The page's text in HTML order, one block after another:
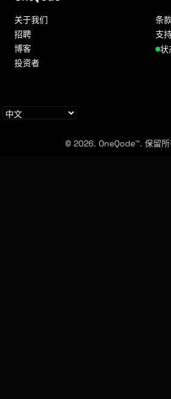
关于我们
招聘
博客
投资者
条
支
状
© 2026. OneQode™. 保留所